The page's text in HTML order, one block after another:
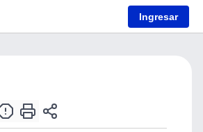
Ingresar